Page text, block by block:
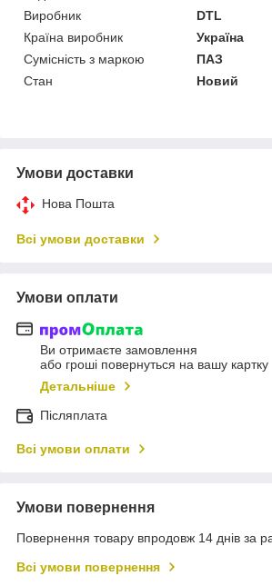
Виробник
DTL
Країна виробник
Україна
Сумісність з маркою
ПАЗ
Стан
Новий
Умови доставки
Нова Пошта
Всі умови доставки
Умови оплати
Ви отримаєте замовлення
або гроші повернуться на вашу картку
Детальніше
Післяплата
Всі умови оплати
Умови повернення
Повернення товару впродовж 14 днів за
Всі умови повернення